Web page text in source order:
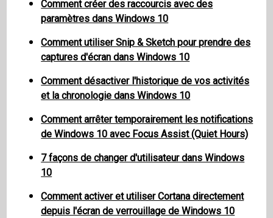
Comment créer des raccourcis avec des
paramètres dans Windows 10
Comment utiliser Snip & Sketch pour prendre des
captures d'écran dans Windows 10
Comment désactiver l'historique de vos activités
et la chronologie dans Windows 10
Comment arrêter temporairement les notifications
de Windows 10 avec Focus Assist (Quiet Hours)
7 façons de changer d'utilisateur dans Windows
10
Comment activer et utiliser Cortana directement
depuis l'écran de verrouillage de Windows 10